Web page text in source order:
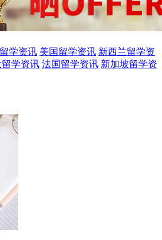
学资讯 美国留学资讯 新西兰留学资
学资讯 法国留学资讯 新加坡留学资